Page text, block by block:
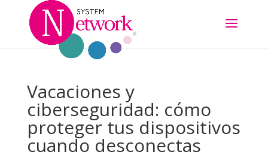
Vacaciones y
ciberseguridad: cómo
proteger tus dispositivos
cuando desconectas